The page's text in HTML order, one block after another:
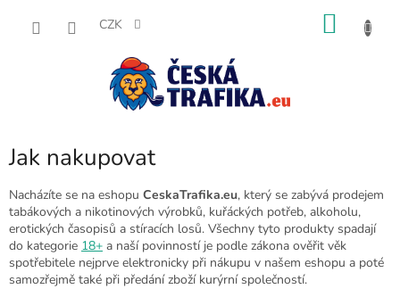
CZK
Jak nakupovat
Nacházíte se na eshopu CeskaTrafika.eu, který se zabývá prodejem
tabákových a nikotinových výrobků, kuřáckých potřeb, alkoholu,
erotických časopisů a stíracích losů. Všechny tyto produkty spadají
do kategorie 18+ a naší povinností je podle zákona ověřit věk
spotřebitele nejprve elektronicky při nákupu v našem eshopu a poté
samozřejmě také při předání zboží kurýrní společností.